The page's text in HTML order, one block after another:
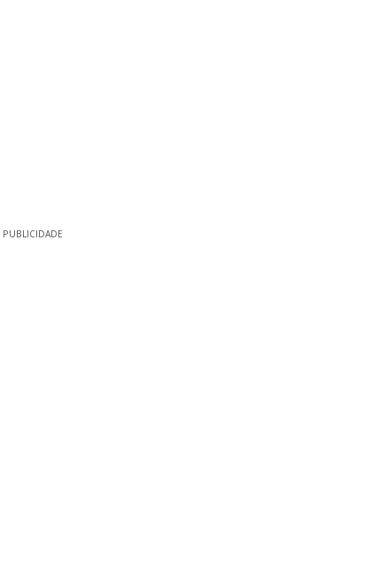
PUBLICIDADE